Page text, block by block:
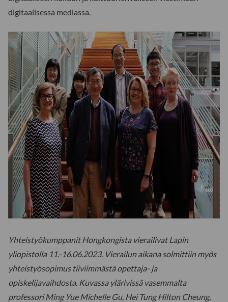
digitaalisessa mediassa.
Yhteistyökumppanit Hongkongista vierailivat Lapin
yliopistolla 11.-16.06.2023. Vierailun aikana solmittiin myös
yhteistyösopimus tiiviimmästä opettaja- ja
opiskelijavaihdosta. Kuvassa ylärivissä vasemmalta
professori Ming Yue Michelle Gu, Hei Tung Hilton Cheung,